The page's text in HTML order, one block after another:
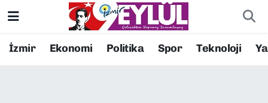
İzmir Ekonomi Politika Spor Teknoloji
Resmi İlanlar
Konak Nöbetçi Eczaneler